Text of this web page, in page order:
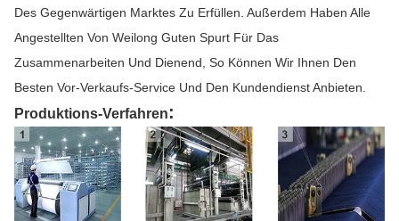
Des Gegenwärtigen Marktes Zu Erfüllen. Außerdem Haben Alle
Angestellten Von Weilong Guten Spurt Für Das
Zusammenarbeiten Und Dienend, So Können Wir Ihnen Den
Besten Vor-Verkaufs-Service Und Den Kundendienst Anbieten.
Produktions-Verfahren: